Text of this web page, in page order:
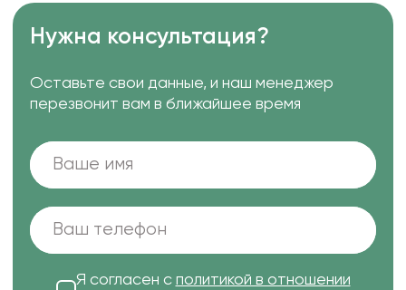
Нужна консультация?
Оставьте свои данные, и наш менеджер
перезвонит вам в ближайшее время
Я согласен с политикой в отношении